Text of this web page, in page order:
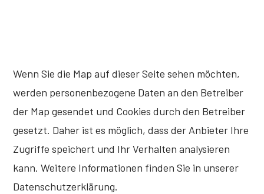
Wenn Sie die Map auf dieser Seite sehen möchten,
werden personenbezogene Daten an den Betreiber
der Map gesendet und Cookies durch den Betreiber
gesetzt. Daher ist es möglich, dass der Anbieter Ihre
Zugriffe speichert und Ihr Verhalten analysieren
kann. Weitere Informationen finden Sie in unserer
Datenschutzerklärung.